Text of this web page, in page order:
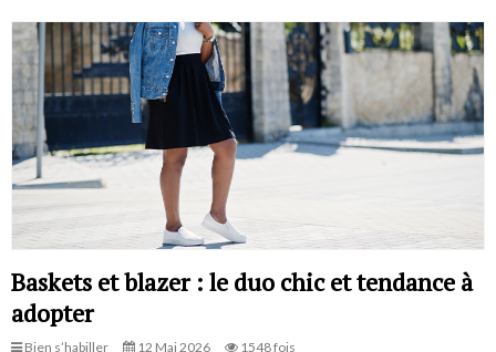
Baskets et blazer : le duo chic et tendance à
adopter
Bien s’habiller 12 Mai 2026 1548 fois